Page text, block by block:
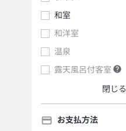
和室
和洋室
温泉
露天風呂付客室
閉じる
お支払方法